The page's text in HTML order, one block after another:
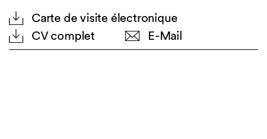
Carte de visite électronique
CV complet
E-Mail